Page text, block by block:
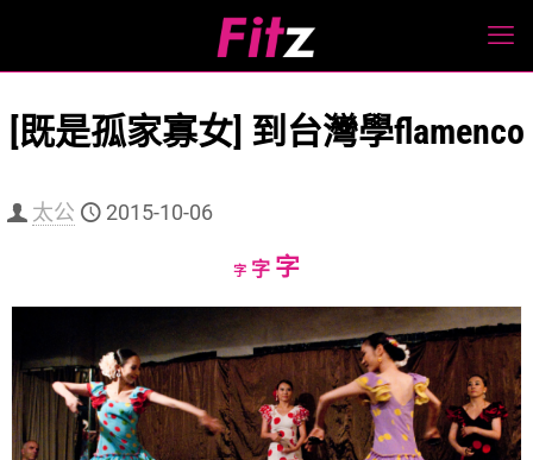
[既是孤家寡女] 到台灣學flamenco
太公 2015-10-06
字Decrease
字Reset
size.
字Increase
size.